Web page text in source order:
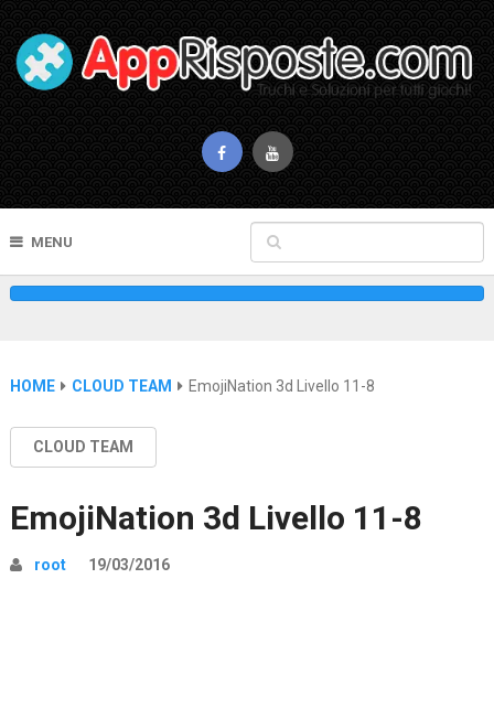
MENU
HOME CLOUD TEAM EmojiNation 3d Livello 11-8
CLOUD TEAM
EmojiNation 3d Livello 11-8
root 19/03/2016